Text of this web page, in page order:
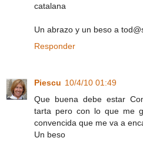
catalana
Un abrazo y un beso a
Responder
Piescu 10/4/10 01:49
Que buena debe estar
tarta pero con lo que me
convencida que me va a
Un beso